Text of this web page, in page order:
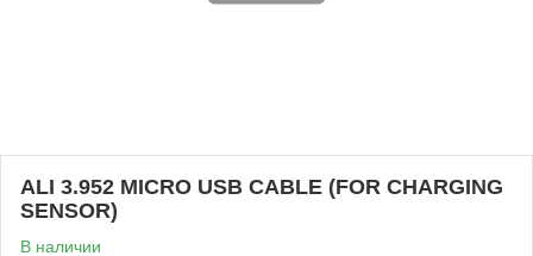
ALI 3.952 MICRO USB CABLE (FOR CHARGING
SENSOR)
В наличии